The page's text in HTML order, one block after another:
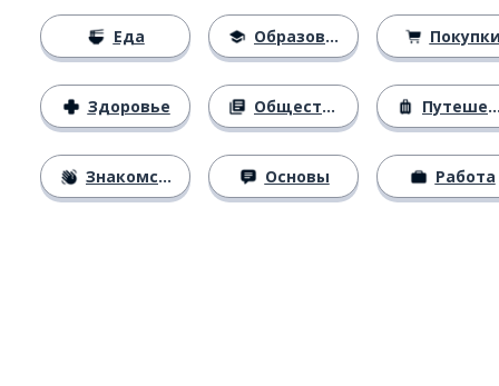
Еда
Здоровье
Знакомство
Образование
Общество
Основы
Путешествия
Работа